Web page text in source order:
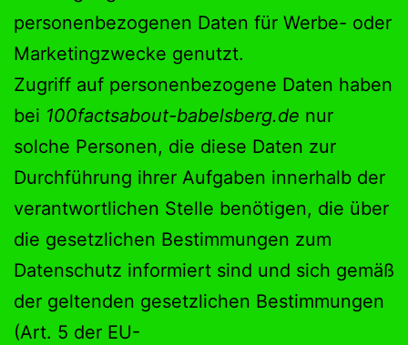
personenbezogenen Daten für Werbe- oder
Marketingzwecke genutzt.
Zugriff auf personenbezogene Daten haben
bei 100factsabout-babelsberg.de nur
solche Personen, die diese Daten zur
Durchführung ihrer Aufgaben innerhalb der
verantwortlichen Stelle benötigen, die über
die gesetzlichen Bestimmungen zum
Datenschutz informiert sind und sich gemäß
der geltenden gesetzlichen Bestimmungen
(Art. 5 der EU-